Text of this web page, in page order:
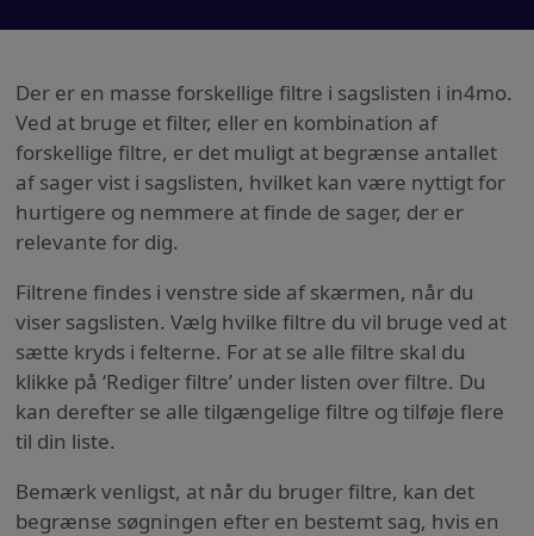
Der er en masse forskellige filtre i sagslisten i in4mo.
Ved at bruge et filter, eller en kombination af
forskellige filtre, er det muligt at begrænse antallet
af sager vist i sagslisten, hvilket kan være nyttigt for
hurtigere og nemmere at finde de sager, der er
relevante for dig.
Filtrene findes i venstre side af skærmen, når du
viser sagslisten. Vælg hvilke filtre du vil bruge ved at
sætte kryds i felterne. For at se alle filtre skal du
klikke på ‘Rediger filtre’ under listen over filtre. Du
kan derefter se alle tilgængelige filtre og tilføje flere
til din liste.
Bemærk venligst, at når du bruger filtre, kan det
begrænse søgningen efter en bestemt sag, hvis en